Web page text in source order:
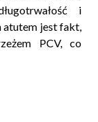
i
atutem jest fakt,
PCV, co